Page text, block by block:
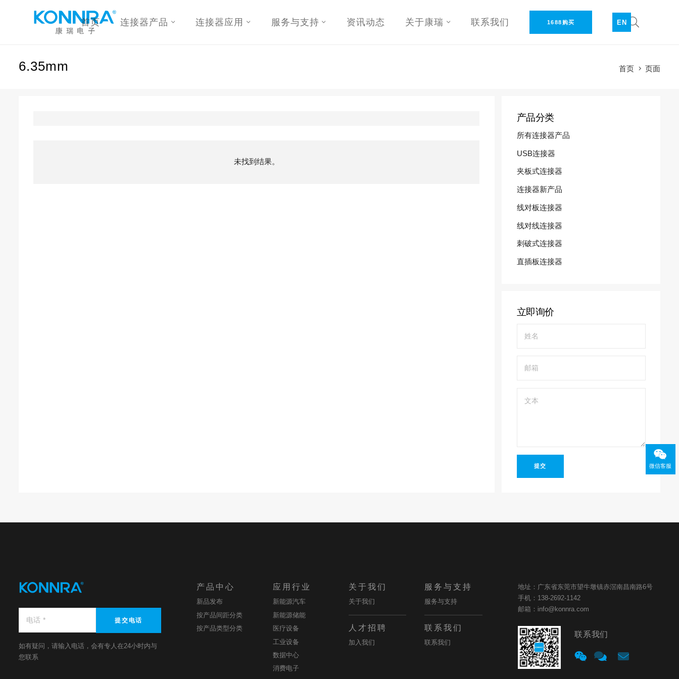
首页 连接器产品 连接器应用 服务与支持 资讯动态 关于康瑞 联系我们 1688购买 EN
6.35mm 首页 页面
未找到结果。
产品分类
所有连接器产品
USB连接器
夹板式连接器
连接器新产品
线对板连接器
线对线连接器
刺破式连接器
直插板连接器
立即询价
提交
提交电话
如有疑问，请输入电话，会有专人在24小时内与
您联系
产品中心
新品发布
按产品间距分类
按产品类型分类
应用行业
新能源汽车
新能源储能
医疗设备
工业设备
数据中心
消费电子
关于我们
关于我们
人才招聘
加入我们
微信客服
服务与支持
服务与支持
联系我们
联系我们
地址：广东省东莞市望牛墩镇赤滘南昌南路6号
手机：138-2692-1142
邮箱：info@konnra.com
联系我们